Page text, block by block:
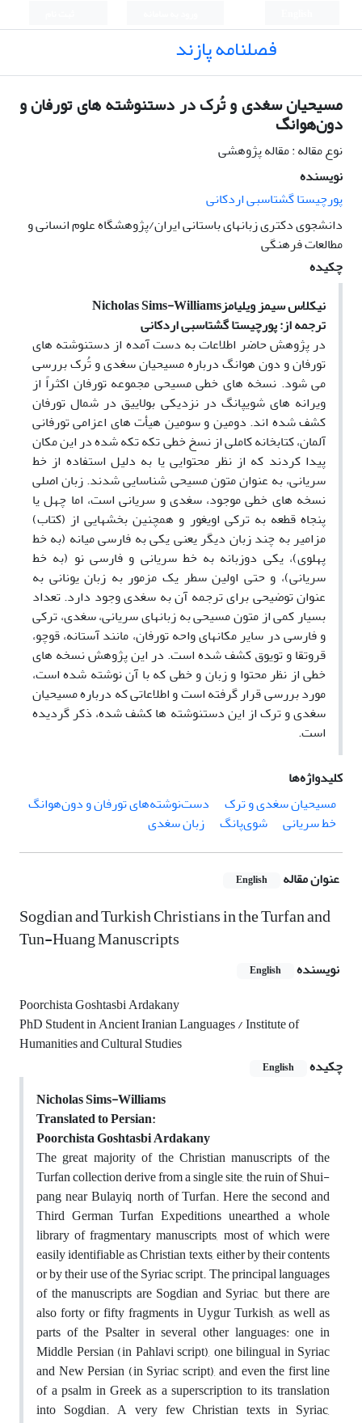
فصلنامه پازند
مسیحیان سغدی و تُرک در دستنوشته های تورفان و
دون‌هوانگ
نوع مقاله : مقاله پژوهشی
نویسنده
پورچیستا گشتاسبی اردکانی
دانشجوی دکتری زبانهای باستانی ایران/پژوهشگاه علوم انسانی و
مطالعات فرهنگی
چکیده
نیکلاس سیمز ویلیامزNicholas Sims-Williams
ترجمه از: پورچیستا گشتاسبی اردکانی
در پژوهش حاضر اطلاعات به دست آمده از دست­نوشته­ های
تورفان و دون­ هوانگ درباره مسیحیان سغدی و تُرک بررسی
می­ شود. نسخه ­های خطی مسیحی مجموعه تورفان اکثراً از
ویرانه­ های شوی­پانگ در نزدیکی بولاییق در شمال تورفان
کشف شده ­اند. دومین و سومین هیأت­ های اعزامی­ تورفانی
آلمان، کتابخانه کاملی از نسخ خطی تکه ­تکه شده در این مکان
پیدا کردند که از نظر محتوایی یا به دلیل استفاده از خط
سریانی، به عنوان متون مسیحی شناسایی شدند. زبان­ اصلی
نسخه ­های خطی موجود، سغدی و سریانی است، اما چهل یا
پنجاه قطعه به ترکی اویغور و همچنین بخش­هایی از (کتاب)
مزامیر به چند زبان دیگر یعنی یکی به فارسی میانه (به خط
پهلوی)، یکی دو­زبانه به خط سریانی و فارسی نو (به خط
سریانی)، و حتی اولین سطر یک مزمور به زبان یونانی به
عنوان توضیحی برای ترجمه آن به سغدی وجود دارد. تعداد
بسیار کمی از متون مسیحی به زبان­های سریانی، سغدی، ترکی
و فارسی در سایر مکان­های واحه تورفان، مانند آستانه، قوچو،
قروتقا و تویوق کشف شده است. در این پژوهش نسخه ­های
خطی از نظر محتوا و زبان و خطی که با آن نوشته شده است،
مورد بررسی قرار گرفته است و اطلاعاتی که درباره مسیحیان
سغدی و ترک از این دست­نوشته ­ها کشف شده، ذکر گردیده
است.
کلیدواژه‌ها
مسیحیان سغدی و ترک
دست‌نوشته‌های تورفان و دون‌هوانگ
خط سریانی
شوی‌پانگ زبان سغدی
عنوان مقاله English
Sogdian and Turkish Christians in the Turfan and
Tun-Huang Manuscripts
نویسنده English
Poorchista Goshtasbi Ardakany
PhD Student in Ancient Iranian Languages ​​/ Institute of
Humanities and Cultural Studies
چکیده
English
Nicholas Sims-Williams
Translated to Persian:
Poorchista Goshtasbi Ardakany
The great majority of the Christian manuscripts of the
Turfan collection derive from a single site, the ruin of Shui-
pang near Bulayiq, north of Turfan. Here the second and
Third German Turfan Expeditions unearthed a whole
library of fragmentary manuscripts, most of which were
easily identifiable as Christian texts, either by their contents
or by their use of the Syriac script. The principal languages
of the manuscripts are Sogdian and Syriac, but there are
also forty or fifty fragments in Uygur Turkish, as well as
parts of the Psalter in several other languages: one in
Middle Persian (in Pahlavi script), one bilingual in Syriac
and New Persian (in Syriac script), and even the first line
of a psalm in Greek as a superscription to its translation
into Sogdian. A very few Christian texts in Syriac,